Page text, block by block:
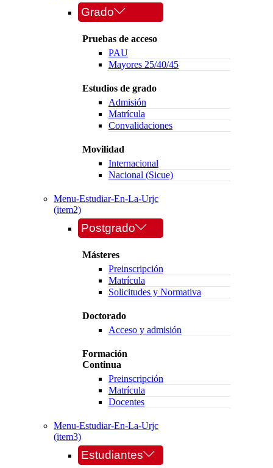
Grado
Pruebas de acceso
PAU
Mayores 25/40/45
Estudios de grado
Admisión
Matrícula
Convalidaciones
Movilidad
Internacional
Nacional (Sicue)
Menu-Estudiar-En-La-Urjc
(item2)
Postgrado
Másteres
Preinscripción
Matrícula
Solicitudes y Normativa
Doctorado
Acceso y admisión
Formación
Continua
Preinscripción
Matrícula
Docentes
Menu-Estudiar-En-La-Urjc
(item3)
Estudiantes